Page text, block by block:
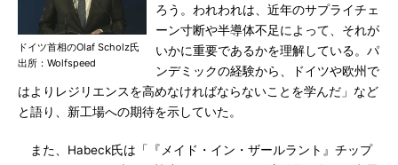
ドイツ首相のOlaf Scholz氏
出所：Wolfspeed
ろう。われわれは、近年のサプライチェ
ーン寸断や半導体不足によって、それが
いかに重要であるかを理解している。パ
ンデミックの経験から、ドイツや欧州で
はよりレジリエンスを高めなければならないことを学んだ」など
と語り、新工場への期待を示していた。
また、Habeck氏は「『メイド・イン・ザールラント』チップ